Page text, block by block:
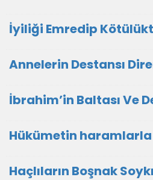
İyiliği Emredip
Annelerin Destansı
İbrahim’in Baltası Ve
Hükümetin
Haçlıların Boşnak